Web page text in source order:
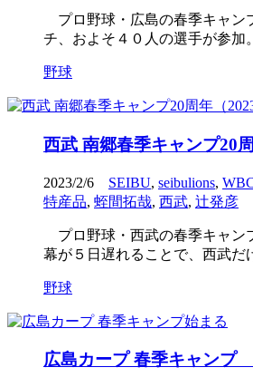
プロ野球・広島の春季キャン
チ、およそ４０人の選手が参
野球
西武 南郷春季キャンプ20周
2023/2/6 SEIBU, seibulions,
特産品, 蛭間拓哉, 西武, 辻発彦
プロ野球・西武の春季キャン
幕が５日遅れることで、西武だ
野球
広島カープ 春季キャンプ